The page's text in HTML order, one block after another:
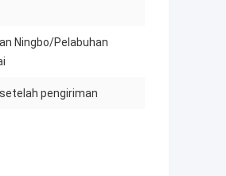
Ningbo/Pelabuhan
pengiriman